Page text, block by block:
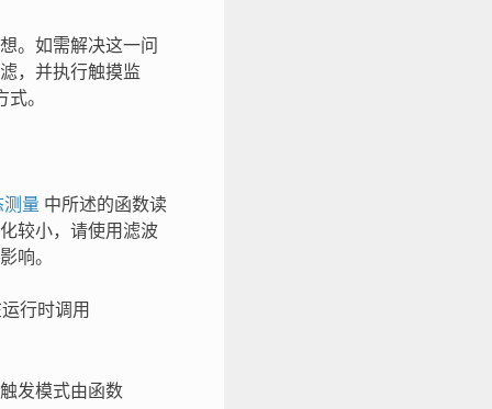
。如需解决这一问
，并执行触摸监
。
测量 中所述的函数读
较小，请使用滤波
响。
行时调用
发模式由函数